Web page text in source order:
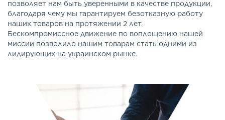
позволяет нам быть уверенными в качестве продукции,
благодаря чему мы гарантируем безотказную работу
наших товаров на протяжении 2 лет.
Бескомпромиссное движение по воплощению нашей
миссии позволило нашим товарам стать одними из
лидирующих на украинском рынке.